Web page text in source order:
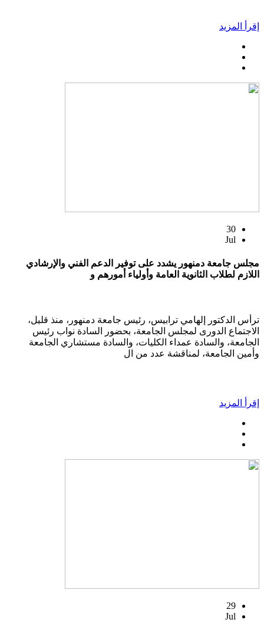
إقرأ المزيد
30
Jul
مجلس جامعة دمنهور يشدد على توفير الدعم الفني والإرشادي
اللازم لطلاب الثانوية العامة وأولياء أمورهم و
ترأس الدكتور إلهامي ترابيس، رئيس جامعة دمنهور، منذ قليل،
الاجتماع الدورى لمجلس الجامعة، بحضور السادة نواب رئيس
الجامعة، والسادة عمداء الكليات، والسادة مستشاري الجامعة
وأمين الجامعة، لمناقشة عدد من ال
إقرأ المزيد
29
Jul